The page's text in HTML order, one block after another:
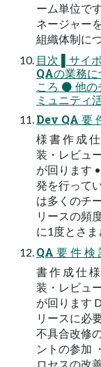
ーム単位で
ネージャー
組織体制に
目次 ▌サイ
QAの業務
ころ ⚫ 他
ミュニティ
Dev QA 要
様 書 作 成
装・レビュ
が回ります
発を行って
は多くのチ
リースの頻
に1度とさ
QA 要 件 検
書 作 成 仕
装・レビュ
が回ります
リースに必
不具合改修
ントの参加
ロセスの改